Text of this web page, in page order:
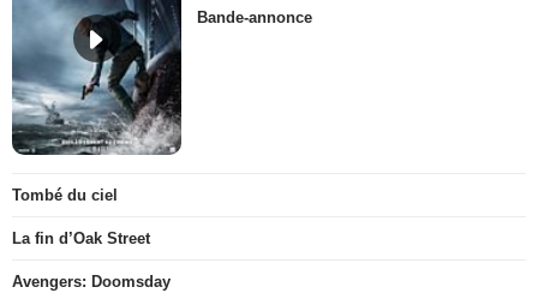
Bande-annonce
Tombé du ciel
La fin d’Oak Street
Avengers: Doomsday